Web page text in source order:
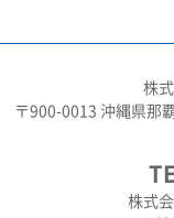
株
〒900-0013 沖縄県那
株式